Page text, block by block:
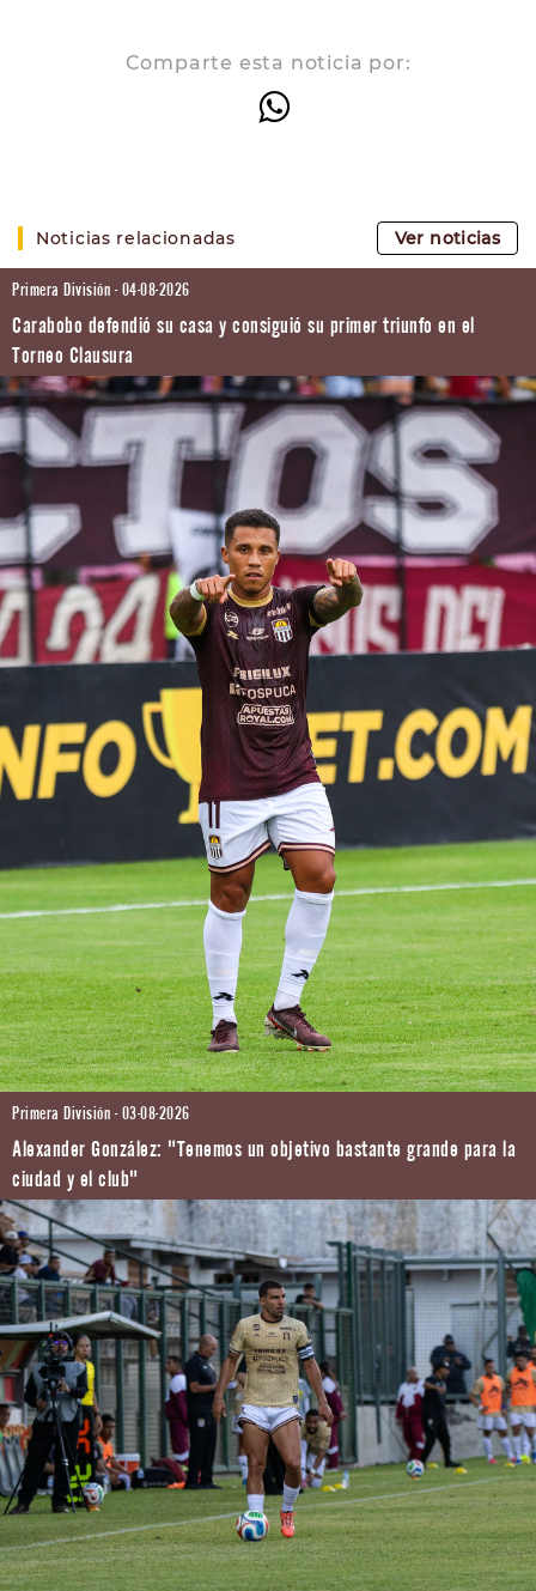
Comparte esta noticia por:
Noticias relacionadas Ver noticias
Primera División - 04-08-2026
Carabobo defendió su casa y consiguió su primer triunfo en el
Torneo Clausura
Primera División - 03-08-2026
Alexander González: "Tenemos un objetivo bastante grande para la
ciudad y el club"